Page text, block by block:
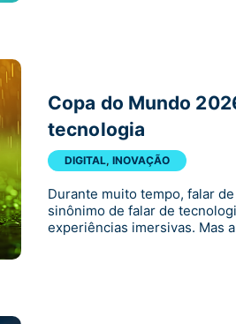
Copa do Mundo
tecnologia
DIGITAL, INOVAÇÃO
Durante muito tempo, falar
sinônimo de falar de
experiências imersivas. Mas